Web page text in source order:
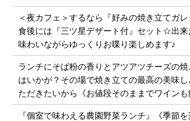
＜夜カフェ＞するなら『好みの焼き立てガレ
食後には『三ツ星デザート付』セット☆出来
味わいながらゆっくりお喋り楽しめます♪
ランチにそば粉の香りとアツアツチーズの焼
はいかが？その場で焼き立ての最高の美味
ただきたいから《お値段そのままでワインも
『個室で味わえる農園野菜ランチ』《季節